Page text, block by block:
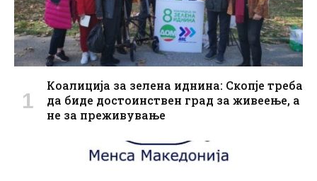
Коалиција за зелена иднина: Скопје треба
да биде достоинствен град за живеење, а
не за преживување